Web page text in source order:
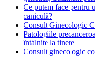
Ce putem face pentru
caniculă?
Consult Ginecologic
Patologiile
întâlnite la tinere
Consult ginecologic